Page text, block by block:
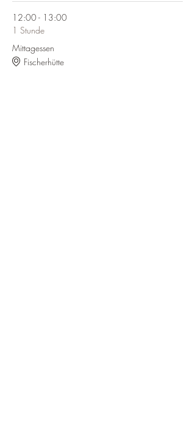
12:00 - 13:00
1 Stunde
Mittagessen
Fischerhütte